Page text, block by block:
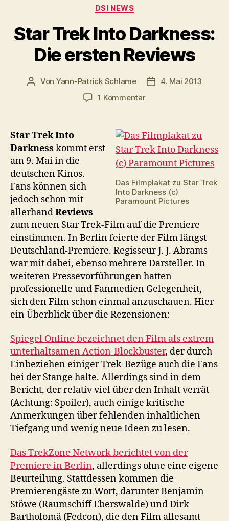
Kategorien
DSI NEWS
Star Trek Into Darkness:
Die ersten Reviews
Beitragsautor
Von Yann-Patrick Schlame
4. Mai 2013
1 Kommentarzu
Into
Darkness:
Die
ersten
Das Filmplakat zu Star Trek
Into Darkness (c)
Paramount Pictures
Star Trek Into
Darkness kommt erst
am 9. Mai in die
deutschen Kinos.
Fans können sich
jedoch schon mit
allerhandReviews
zum neuen Star Trek-Film auf die Premiere
einstimmen. In Berlin feierte der Film längst
Deutschland-Premiere. Regisseur J. J. Abrams
war mit dabei, ebenso mehrere Darsteller. In
weiteren Pressevorführungen hatten
professionelle und Fanmedien Gelegenheit,
sich den Film schon einmal anzuschauen. Hier
ein Überblick über die Rezensionen:
Spiegel Online bezeichnet den Film als extrem
unterhaltsamen Action-Blockbuster, der durch
Einbeziehen einiger Trek-Bezüge auch die Fans
bei der Stange halte. Allerdings sind in dem
Bericht, der relativ viel über den Inhalt verrät
(Achtung: Spoiler), auch einige kritische
Anmerkungen über fehlenden inhaltlichen
Tiefgang und wenig neue Ideen zu lesen.
Das TrekZone Network berichtet von der
Premiere in Berlin, allerdings ohne eine eigene
Beurteilung. Stattdessen kommen die
Premierengäste zu Wort, darunter Benjamin
Stöwe (Raumschiff Eberswalde) und Dirk
Bartholomä (Fedcon), die den Film allesamt